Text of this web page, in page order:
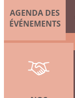
AGENDA DES
ÉVÉNEMENTS
Mentions légales
Siège social